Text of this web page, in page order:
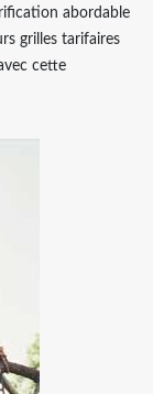
abordable
grilles tarifaires
cette